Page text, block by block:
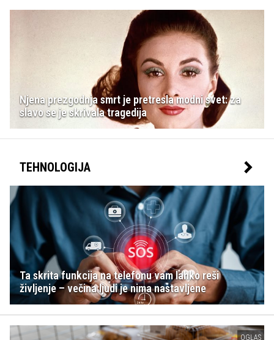
Njena prezgodnja smrt je pretresla modni svet: za
slavo se je skrivala tragedija
TEHNOLOGIJA
Ta skrita funkcija na telefonu vam lahko reši
življenje – večina ljudi je nima nastavljene
OGLAS